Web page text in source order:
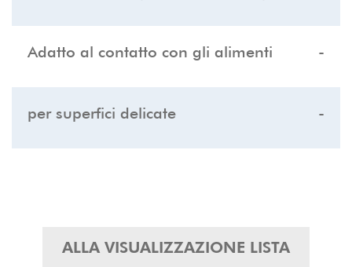
Adatto al contatto con gli alimenti -
per superfici delicate -
ALLA VISUALIZZAZIONE LISTA